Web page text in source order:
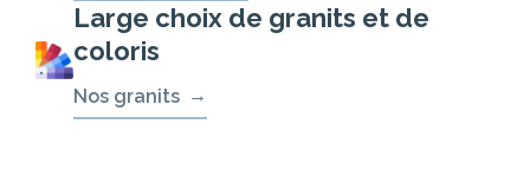
Large choix de granits et de
coloris
Nos granits